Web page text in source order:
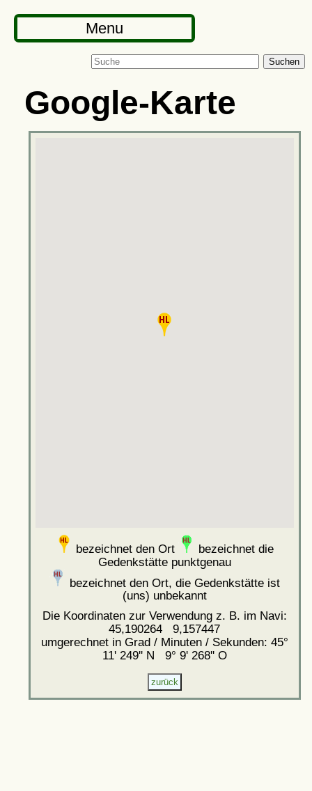
Menu
Suchen
Google-Karte
bezeichnet den Ort
bezeichnet die
Gedenkstätte punktgenau
bezeichnet den Ort, die Gedenkstätte ist
(uns) unbekannt
Die Koordinaten zur Verwendung z. B. im Navi:
45,190264 9,157447
umgerechnet in Grad / Minuten / Sekunden: 45°
11' 249'' N 9° 9' 268'' O